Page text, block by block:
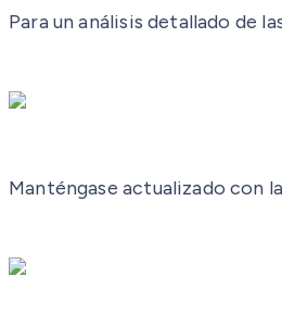
Para un análisis detallado de
Manténgase actualizado con